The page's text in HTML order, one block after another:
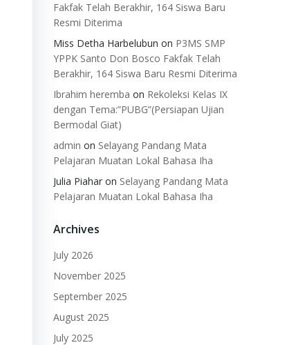
Fakfak Telah Berakhir, 164 Siswa Baru
Resmi Diterima
Miss Detha Harbelubun on P3MS SMP
YPPK Santo Don Bosco Fakfak Telah
Berakhir, 164 Siswa Baru Resmi Diterima
Ibrahim heremba on Rekoleksi Kelas IX
dengan Tema:”PUBG”(Persiapan Ujian
Bermodal Giat)
admin on Selayang Pandang Mata
Pelajaran Muatan Lokal Bahasa Iha
Julia Piaharon Selayang Pandang Mata
Pelajaran Muatan Lokal Bahasa Iha
Archives
July 2026
November 2025
September 2025
August 2025
July 2025